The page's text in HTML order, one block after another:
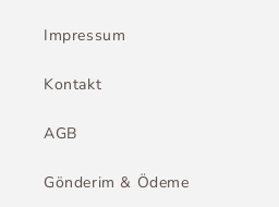
Impressum
Kontakt
AGB
Gönderim & Ödeme